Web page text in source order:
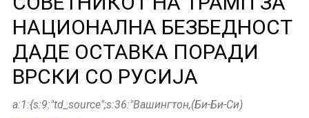
НАЦИОНАЛНА БЕЗБЕДНОСТ
ДАДЕ ОСТАВКА ПОРАДИ
ВРСКИ СО РУСИЈА
a:1:{s:9:"td_source";s:36:"Вашингтон,(Би-Би-Си)